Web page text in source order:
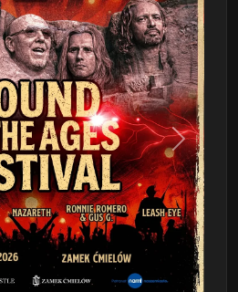
Następny